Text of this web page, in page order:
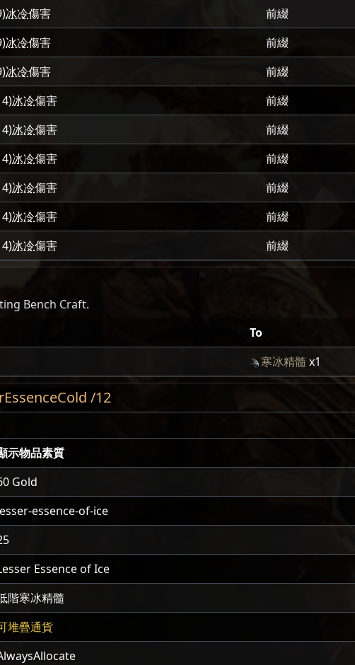
冰冷傷害
前綴
冰冷傷害
前綴
冰冷傷害
前綴
冰冷傷害
前綴
冰冷傷害
前綴
冰冷傷害
前綴
冰冷傷害
前綴
冰冷傷害
前綴
冰冷傷害 前綴
Bench Craft.
To
寒冰精髓 x1
/12
示物品素質
Gold
essence-of-ice
Essence of Ice
階寒冰精髓
堆疊通貨